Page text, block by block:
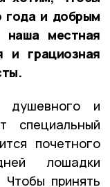
года и добрым
наша местная
и грациозная
душевного и
специальный
почетного
лошадки
принять